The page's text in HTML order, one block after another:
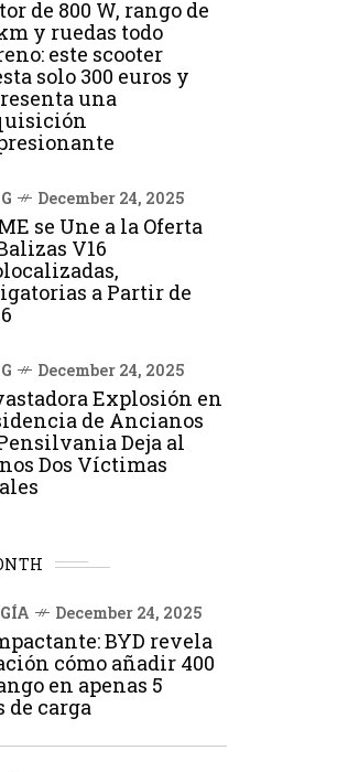
de 800 W, rango de
y ruedas todo
este scooter
solo 300 euros y
una
December 24, 2025
se Une a la Oferta
V16
a Partir de
December 24, 2025
Explosión en
de Ancianos
Deja al
Dos Víctimas
December 24, 2025
BYD revela
cómo añadir 400
en apenas 5
carga